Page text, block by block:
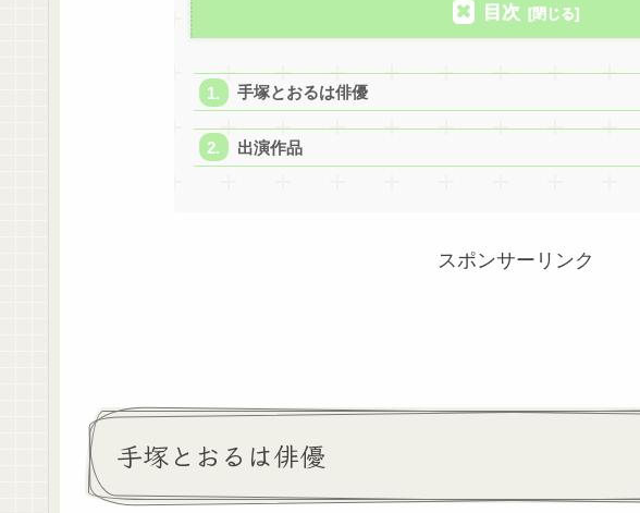
目次
手塚とおるは俳優
出演作品
スポンサーリンク
手塚とおるは俳優